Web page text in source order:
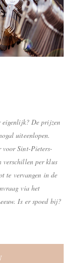
eigenlijk? De prijzen
uiteenlopen.
voor Sint-Pieters-
verschillen per klus
te vervangen in de
via het
Is er spoed bij?